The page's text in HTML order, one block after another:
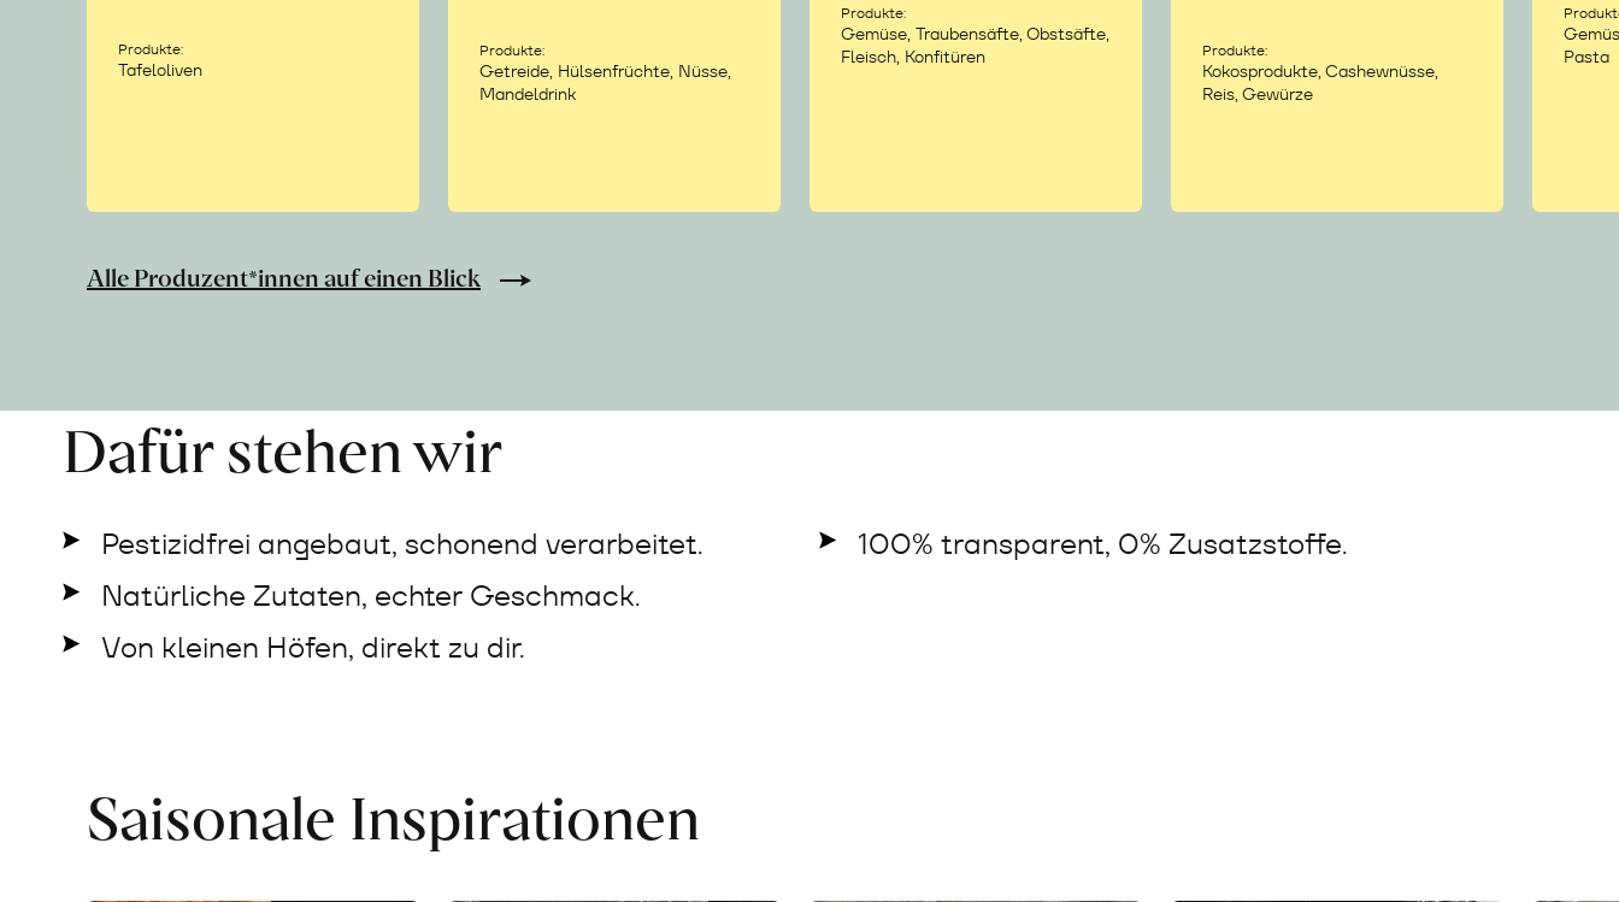
Produkte:
Tafeloliven
Produkte:
Getreide, Hülsenfrüchte, Nüsse,
Mandeldrink
Produkte:
Gemüse, Traubensäfte, Obstsäfte,
Fleisch, Konfitüren
Produkte:
Kokosprodukte, Cashewnüsse,
Reis, Gewürze
Pasta
Alle Produzent*innen auf einen Blick
Dafür stehen wir
Pestizidfrei angebaut, schonend verarbeitet.
Natürliche Zutaten, echter Geschmack.
Von kleinen Höfen, direkt zu dir.
100% transparent, 0% Zusatzstoffe.
Saisonale Inspirationen